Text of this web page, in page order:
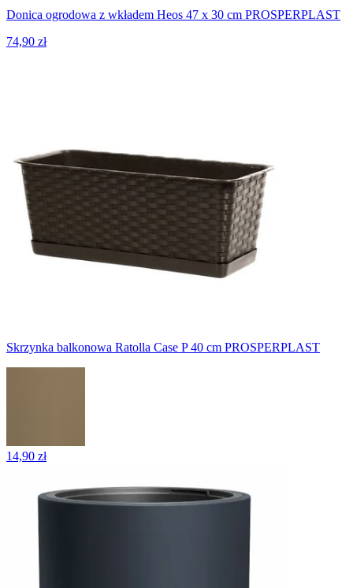
Donica ogrodowa z wkładem Heos 47 x 30 cm PROSPERPLAST
74,90 zł
Skrzynka balkonowa Ratolla Case P 40 cm PROSPERPLAST
14,90 zł